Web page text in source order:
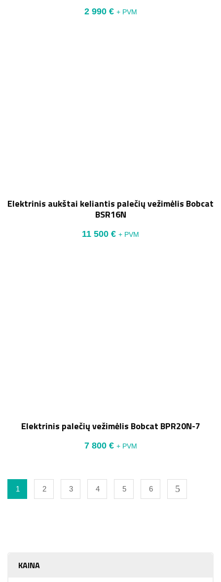
KAINA
2 990 € + PVM
Elektrinis aukštai keliantis palečių vežimėlis Bobcat
BSR16N
11 500 € + PVM
Elektrinis palečių vežimėlis Bobcat BPR20N-7
7 800 € + PVM
1 2 3 4 5 6